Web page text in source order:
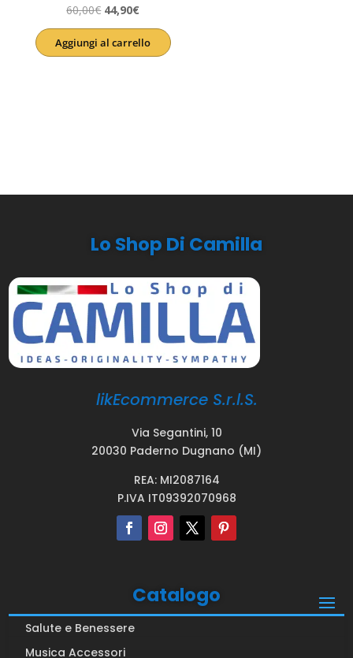
60,00€ Il
prezzo
originale
44,90€Il
prezzo
attuale
Aggiungi al carrello
Lo Shop Di Camilla
likEcommerce S.r.l.S.
Via Segantini, 10
20030 Paderno Dugnano (MI)
REA: MI2087164
P.IVA IT09392070968
Catalogo
Salute e Benessere
Musica Accessori